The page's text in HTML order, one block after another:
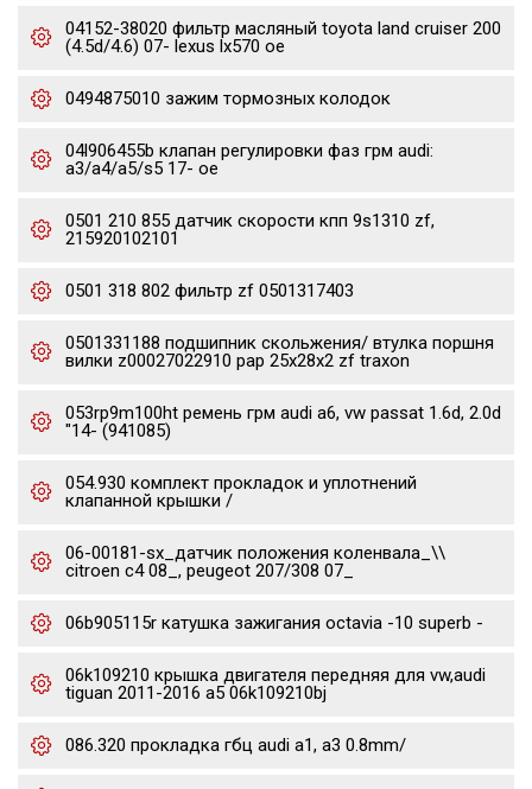
04152-38020 фильтр масляный toyota land cruiser 200
(4.5d/4.6) 07- lexus lx570 oe
0494875010 зажим тормозных колодок
04l906455b клапан регулировки фаз грм audi:
a3/a4/a5/s5 17- oe
0501 210 855 датчик скорости кпп 9s1310 zf,
215920102101
0501 318 802 фильтр zf 0501317403
0501331188 подшипник скольжения/ втулка поршня
вилки z00027022910 pap 25x28x2 zf traxon
053rp9m100ht ремень грм audi a6, vw passat 1.6d, 2.0d
"14- (941085)
054.930 комплект прокладок и уплотнений
клапанной крышки /
06-00181-sx_датчик положения коленвала_\\
citroen c4 08_, peugeot 207/308 07_
06b905115r катушка зажигания octavia -10 superb -
06k109210 крышка двигателя передняя для vw,audi
tiguan 2011-2016 a5 06k109210bj
086.320 прокладка гбц audi a1, a3 0.8mm/